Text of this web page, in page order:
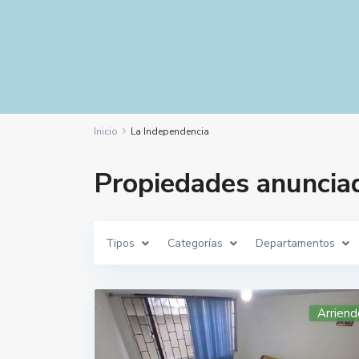
Inicio La Independencia
Propiedades
Tipos Categorías Departamentos